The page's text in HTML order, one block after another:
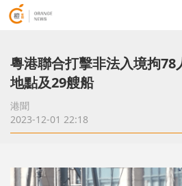
粵港聯合打擊非法入境拘
地點及29艘船
港聞
2023-12-01 22:18